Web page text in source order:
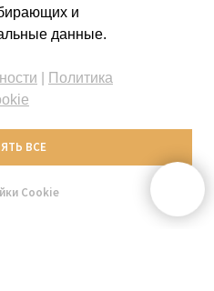
и
данные.
Политика
ВСЕ
Cookie